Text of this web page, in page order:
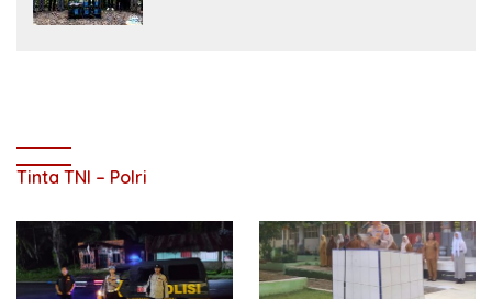
Tinta TNI – Polri